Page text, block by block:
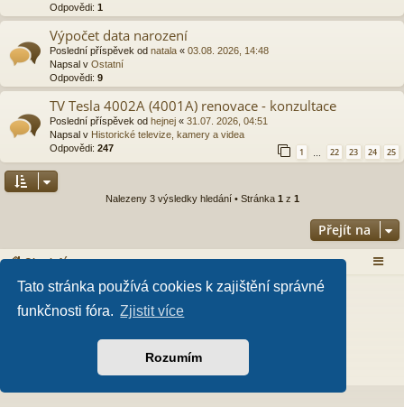
Tato stránka používá cookies k zajištění správné
funkčnosti fóra. Zjistit více
Rozumím
Odpovědi: 1
Výpočet data narození
Poslední příspěvek od natala « 03.08. 2026, 14:48
Napsal v Ostatní
Odpovědi: 9
TV Tesla 4002A (4001A) renovace - konzultace
Poslední příspěvek od hejnej « 31.07. 2026, 04:51
Napsal v Historické televize, kamery a videa
Odpovědi: 247 1 … 22 23 24 25
Nalezeny 3 výsledky hledání • Stránka 1 z 1
Přejít na
Obsah fóra
Založeno naphpBB® Forum Software © phpBB Limited
Style odArty- Aktualizovat phpBB 3.2 od MrGaby
PRIVACY_LINK|TERMS_LINK